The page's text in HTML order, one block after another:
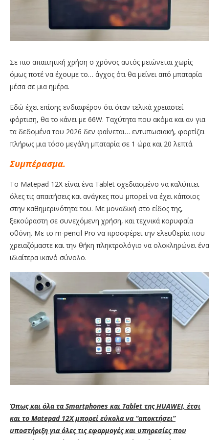
Σε πιο απαιτητική χρήση ο χρόνος αυτός μειώνεται χωρίς
όμως ποτέ να έχουμε το… άγχος ότι θα μείνει από μπαταρία
μέσα σε μια ημέρα.
Εδώ έχει επίσης ενδιαφέρον ότι όταν τελικά χρειαστεί
φόρτιση, θα το κάνει με 66W. Ταχύτητα που ακόμα και αν για
τα δεδομένα του 2026 δεν φαίνεται… εντυπωσιακή, φορτίζει
πλήρως μια τόσο μεγάλη μπαταρία σε 1 ώρα και 20 λεπτά.
Συμπέρασμα.
Το Matepad 12X είναι ένα Tablet σχεδιασμένο να καλύπτει
όλες τις απαιτήσεις και ανάγκες που μπορεί να έχει κάποιος
στην καθημερινότητα του. Με μοναδική στο είδος της,
ξεκούραστη σε συνεχόμενη χρήση, και τεχνικά κορυφαία
οθόνη. Με το m-pencil Pro να προσφέρει την ελευθερία που
χρειαζόμαστε και την θήκη πληκτρολόγιο να ολοκληρώνει ένα
ιδιαίτερα ικανό σύνολο.
Όπως και όλα τα Smartphones και Tablet της HUAWEI, έτσι
και το Matepad 12X μπορεί εύκολα να “αποκτήσει”
υποστήριξη για όλες τις εφαρμογές και υπηρεσίες που